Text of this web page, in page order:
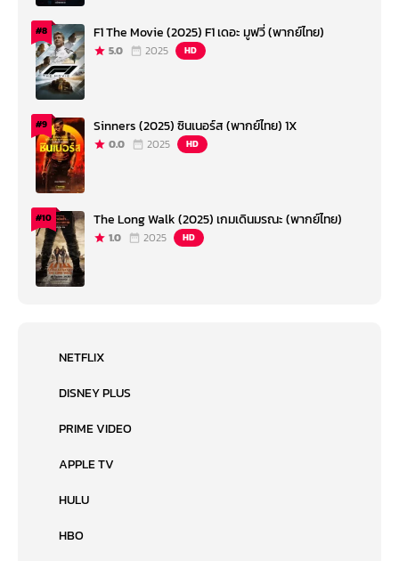
#8 F1 The Movie (2025) F1 เดอะ มูฟวี่ (พากย์ไทย)
5.0 2025 HD
#9 Sinners (2025) ซินเนอร์ส (พากย์ไทย) 1X
0.0 2025 HD
#10 The Long Walk (2025) เกมเดินมรณะ (พากย์ไทย)
1.0 2025 HD
NETFLIX
DISNEY PLUS
PRIME VIDEO
APPLE TV
HULU
HBO